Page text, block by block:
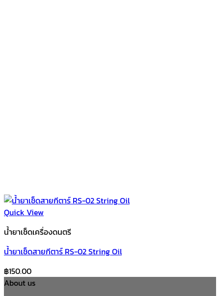
Quick View
น้ำยาเช็ดเครื่องดนตรี
น้ำยาเช็ดสายกีตาร์ RS-02 String Oil
฿150.00
About us